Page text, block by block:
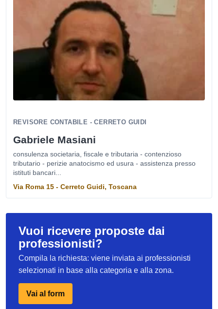
REVISORE CONTABILE - CERRETO GUIDI
Gabriele Masiani
consulenza societaria, fiscale e tributaria - contenzioso
tributario - perizie anatocismo ed usura - assistenza presso
istituti bancari...
Via Roma 15 - Cerreto Guidi, Toscana
Vuoi ricevere proposte dai
professionisti?
Compila la richiesta: viene inviata ai professionisti
selezionati in base alla categoria e alla zona.
Vai al form